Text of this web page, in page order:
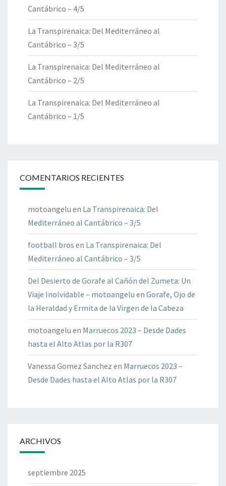
Cantábrico – 4/5
La Transpirenaica: Del Mediterráneo al
Cantábrico – 3/5
La Transpirenaica: Del Mediterráneo al
Cantábrico – 2/5
La Transpirenaica: Del Mediterráneo al
Cantábrico – 1/5
COMENTARIOS RECIENTES
motoangelu en La Transpirenaica: Del
Mediterráneo al Cantábrico – 3/5
football bros en La Transpirenaica: Del
Mediterráneo al Cantábrico – 3/5
Del Desierto de Gorafe al Cañón del Zumeta: Un
Viaje Inolvidable – motoangelu en Gorafe, Ojo de
la Heraldad y Ermita de la Virgen de la Cabeza
motoangelu en Marruecos 2023 – Desde Dades
hasta el Alto Atlas por la R307
Vanessa Gomez Sanchez en Marruecos 2023 –
Desde Dades hasta el Alto Atlas por la R307
ARCHIVOS
septiembre 2025